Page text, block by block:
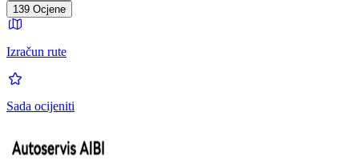
139 Ocjene
Izračun rute
Sada ocijeniti